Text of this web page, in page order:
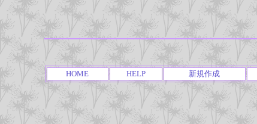
HOME HELP 新規作成